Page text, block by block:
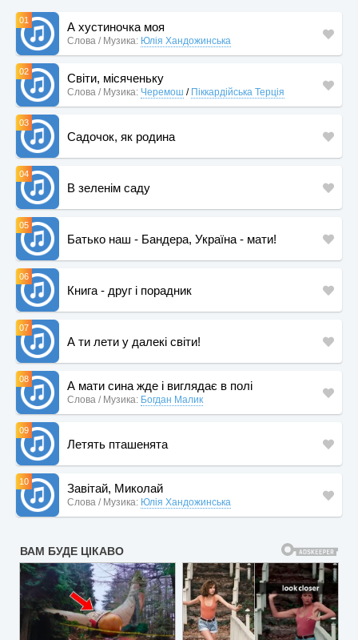
01 А хустиночка моя
Слова / Музика: Юлія Хандожинська
02 Світи, місяченьку
Слова / Музика: Черемош / Піккардійська Терція
03
Садочок, як родина
04
В зеленім саду
05
Батько наш - Бандера, Україна - мати!
06
Книга - друг і порадник
07
А ти лети у далекі світи!
08 А мати сина жде і виглядає в полі
Слова / Музика: Богдан Малик
09
Летять пташенята
10 Завітай, Миколай
Слова / Музика: Юлія Хандожинська